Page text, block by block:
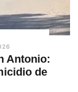
Antonio:
de